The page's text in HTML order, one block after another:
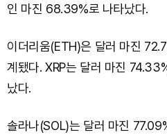
인 마진 68.39%로 나타났다.
이더리움(ETH)은 달러 마진
계됐다. XRP는 달러 마진
났다.
솔라나(SOL)는 달러 마진